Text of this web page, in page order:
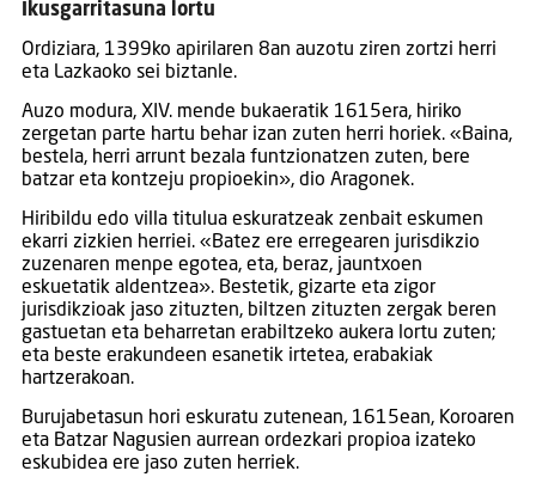
Ikusgarritasuna lortu
Ordiziara, 1399ko apirilaren 8an auzotu ziren zortzi herri
eta Lazkaoko sei biztanle.
Auzo modura, XIV. mende bukaeratik 1615era, hiriko
zergetan parte hartu behar izan zuten herri horiek. «Baina,
bestela, herri arrunt bezala funtzionatzen zuten, bere
batzar eta kontzeju propioekin», dio Aragonek.
Hiribildu edo villa titulua eskuratzeak zenbait eskumen
ekarri zizkien herriei. «Batez ere erregearen jurisdikzio
zuzenaren menpe egotea, eta, beraz, jauntxoen
eskuetatik aldentzea». Bestetik, gizarte eta zigor
jurisdikzioak jaso zituzten, biltzen zituzten zergak beren
gastuetan eta beharretan erabiltzeko aukera lortu zuten;
eta beste erakundeen esanetik irtetea, erabakiak
hartzerakoan.
Burujabetasun hori eskuratu zutenean, 1615ean, Koroaren
eta Batzar Nagusien aurrean ordezkari propioa izateko
eskubidea ere jaso zuten herriek.